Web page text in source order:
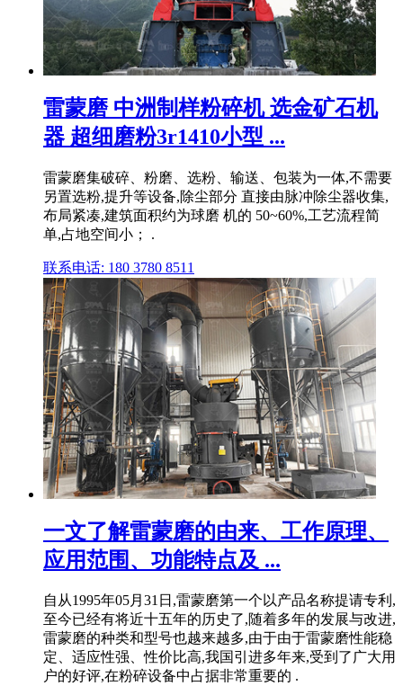
雷蒙磨 中洲制样粉碎机 选金矿石机
器 超细磨粉3r1410小型 ...
雷蒙磨集破碎、粉磨、选粉、输送、包装为一体,不需要
另置选粉,提升等设备,除尘部分 直接由脉冲除尘器收集,
布局紧凑,建筑面积约为球磨 机的 50~60%,工艺流程简
单,占地空间小； .
联系电话: 180 3780 8511
一文了解雷蒙磨的由来、工作原理、
应用范围、功能特点及 ...
自从1995年05月31日,雷蒙磨第一个以产品名称提请专利,
至今已经有将近十五年的历史了,随着多年的发展与改进,
雷蒙磨的种类和型号也越来越多,由于由于雷蒙磨性能稳
定、适应性强、性价比高,我国引进多年来,受到了广大用
户的好评,在粉碎设备中占据非常重要的 .